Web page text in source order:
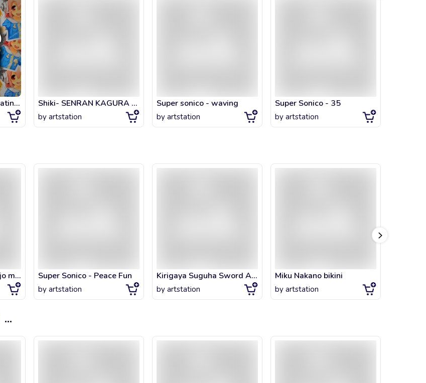
Super Sonico - child eating ice Cream Shiki- SENRAN KAGURA NINJA FLASH
by artstation
Super sonico - waving
by artstation
Super Sonico - 35
by artstation
Nagisa Minase - Kanojo mo Kanojo Super Sonico - Peace Fun
by artstation
Kirigaya Suguha Sword Art Online Anime Girl waifu hot
by artstation
Miku Nakano bikini
by artstation
...